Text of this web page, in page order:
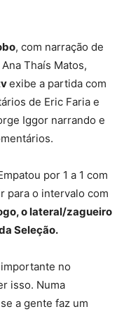
, com narração de
Thaís Matos,
exibe a partida com
de Eric Faria e
Iggor narrando e
por 1 a 1 com
para o intervalo com
o lateral/zagueiro
Seleção.
no
isso. Numa
a gente faz um